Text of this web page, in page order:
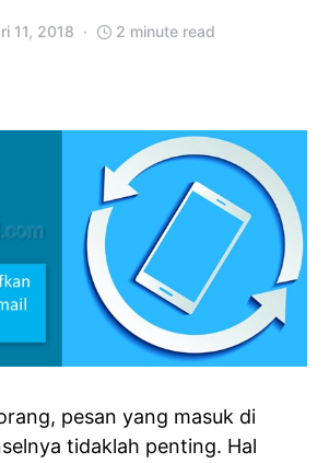
11, 2018 2 minute read
pesan yang masuk di
tidaklah penting. Hal